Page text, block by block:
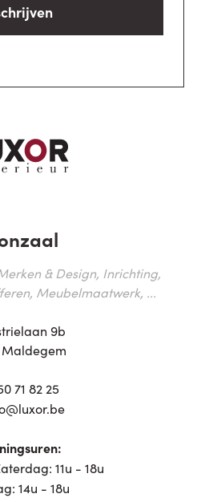
& Design, Inrichting,
Meubelmaatwerk, ...
9b
71 82 25
11u - 18u
14u - 18u